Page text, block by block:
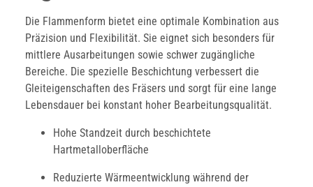
Die Flammenform bietet eine optimale Kombination aus
Präzision und Flexibilität. Sie eignet sich besonders für
mittlere Ausarbeitungen sowie schwer zugängliche
Bereiche. Die spezielle Beschichtung verbessert die
Gleiteigenschaften des Fräsers und sorgt für eine lange
Lebensdauer bei konstant hoher Bearbeitungsqualität.
Hohe Standzeit durch beschichtete
Hartmetalloberfläche
Reduzierte Wärmeentwicklung während der